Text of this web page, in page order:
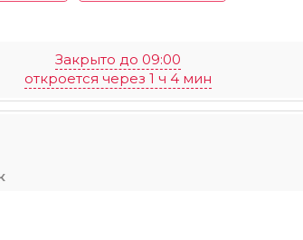
Закрыто до 09:00
откроется через 1 ч 4 мин